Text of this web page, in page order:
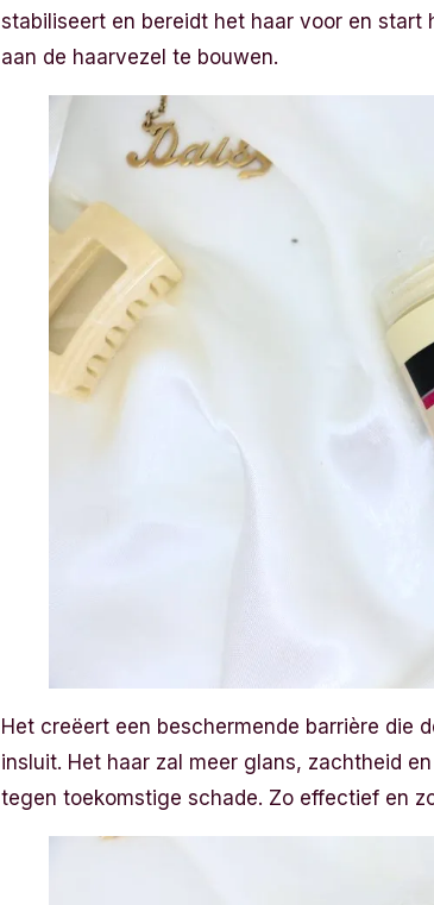
stabiliseert en bereidt het haar voor en
aan de haarvezel te bouwen.
Het creëert een beschermende barrière die
insluit. Het haar zal meer glans, zachtheid
tegen toekomstige schade. Zo effectief en